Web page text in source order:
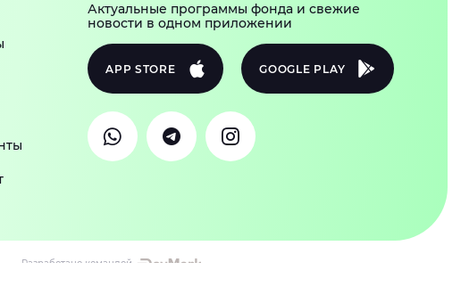
Актуальные программы фонда и свежие
новости в одном приложении
APP STORE GOOGLE PLAY
Разработано командой